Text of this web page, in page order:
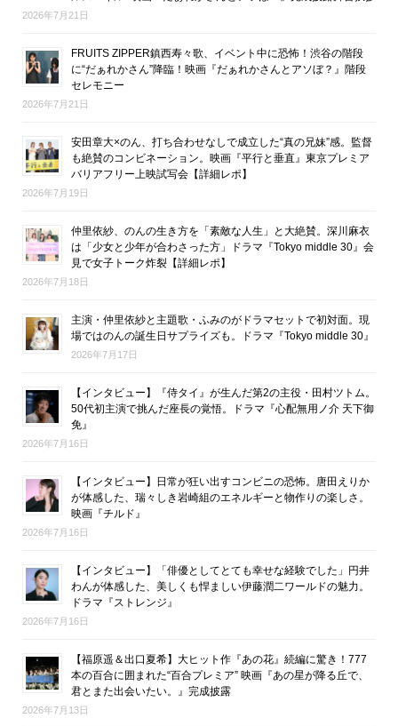
2026年7月21日
FRUITS ZIPPER鎮西寿々歌、イベント中に恐怖！渋谷の階段
に“だぁれかさん”降臨！映画『だぁれかさんとアソぼ？』階段
セレモニー
2026年7月21日
安田章大×のん、打ち合わせなしで成立した“真の兄妹”感。監督
も絶賛のコンビネーション。映画『平行と垂直』東京プレミア
バリアフリー上映試写会【詳細レポ】
2026年7月19日
仲里依紗、のんの生き方を「素敵な人生」と大絶賛。深川麻衣
は「少女と少年が合わさった方」ドラマ『Tokyo middle 30』会
見で女子トーク炸裂【詳細レポ】
2026年7月18日
主演・仲里依紗と主題歌・ふみのがドラマセットで初対面。現
場ではのんの誕生日サプライズも。ドラマ『Tokyo middle 30』
2026年7月17日
【インタビュー】『侍タイ』が生んだ第2の主役・田村ツトム。
50代初主演で挑んだ座長の覚悟。ドラマ『心配無用ノ介 天下御
免』
2026年7月16日
【インタビュー】日常が狂い出すコンビニの恐怖。唐田えりか
が体感した、瑞々しき岩崎組のエネルギーと物作りの楽しさ。
映画『チルド』
2026年7月16日
【インタビュー】「俳優としてとても幸せな経験でした」円井
わんが体感した、美しくも悍ましい伊藤潤二ワールドの魅力。
ドラマ『ストレンジ』
2026年7月16日
【福原遥＆出口夏希】大ヒット作『あの花』続編に驚き！777
本の百合に囲まれた“百合プレミア” 映画『あの星が降る丘で、
君とまた出会いたい。』完成披露
2026年7月13日